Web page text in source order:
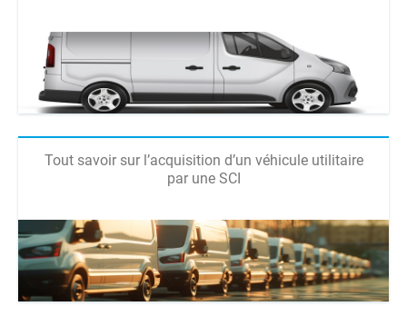
Tout savoir sur l’acquisition d’un véhicule utilitaire
par une SCI